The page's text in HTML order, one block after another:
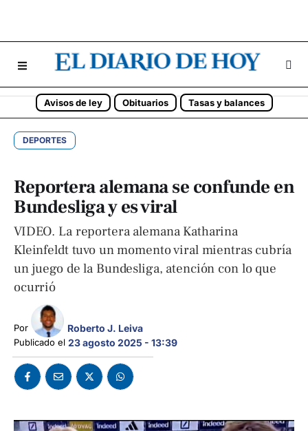
Avisos de ley Obituarios Tasas y balances
DEPORTES
Reportera alemana se confunde en
Bundesliga y es viral
VIDEO. La reportera alemana Katharina
Kleinfeldt tuvo un momento viral mientras cubría
un juego de la Bundesliga, atención con lo que
ocurrió
Por Roberto J. Leiva
Publicado el 23 agosto 2025 - 13:39